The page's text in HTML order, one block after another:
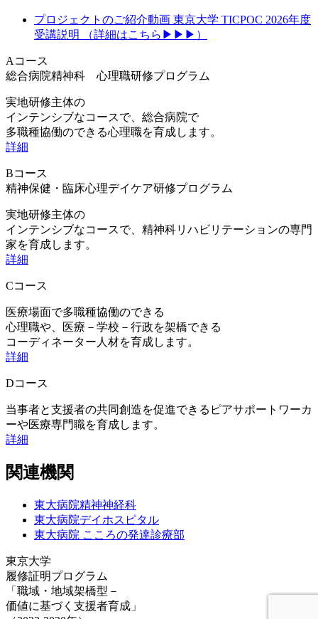
プロジェクトのご紹介動画 東京大学 TICPOC 2026年度
受講説明
（詳細はこちら▶▶▶）
Aコース
総合病院精神科 心理職研修プログラム
実地研修主体の
インテンシブなコースで、総合病院で
多職種協働のできる心理職を育成します。
詳細
Bコース
精神保健・臨床心理デイケア研修プログラム
実地研修主体の
インテンシブなコースで、精神科リハビリテーションの専門
家を育成します。
詳細
Cコース
医療場面で多職種協働のできる
心理職や、医療－学校－行政を架橋できる
コーディネーター人材を育成します。
詳細
Dコース
当事者と支援者の共同創造を促進できるピアサポートワーカ
ーや医療専門職を育成します。
詳細
関連機関
東大病院精神神経科
東大病院デイホスピタル
東大病院 こころの発達診療部
東京大学
履修証明プログラム
「職域・地域架橋型－
価値に基づく支援者育成」